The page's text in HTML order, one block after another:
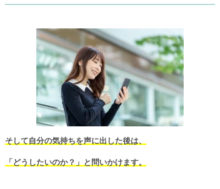
そして自分の気持ちを声に出した後は、
「どうしたいのか？」と問いかけます。